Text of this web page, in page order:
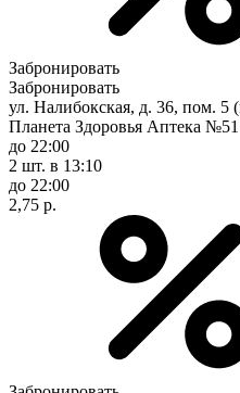
Забронировать
Забронировать
ул. Налибокская, д. 36, пом. 5
Планета Здоровья Аптека №51
до 22:00
2 шт. в 13:10
до 22:00
2,75 р.